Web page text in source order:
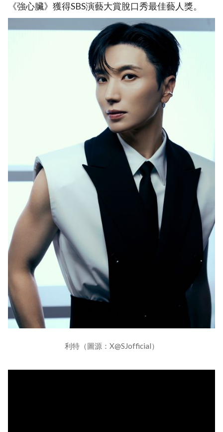
《強心臟》獲得SBS演藝大賞脫口秀最佳藝人獎。
利特（圖源：X@SJofficial）